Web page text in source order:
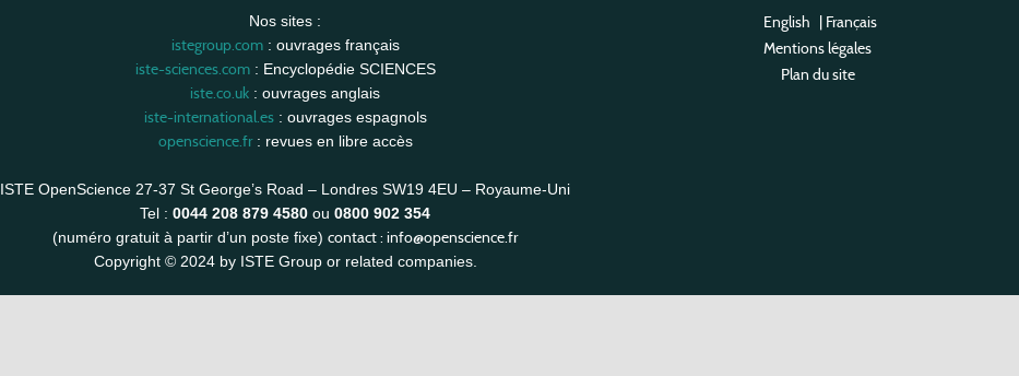
Nos sites :
istegroup.com: ouvrages français
iste-sciences.com: Encyclopédie SCIENCES
iste.co.uk : ouvrages anglais
iste-international.es: ouvrages espagnols
openscience.fr: revues en libre accès
ISTE OpenScience 27-37 St George’s Road – Londres SW19 4EU – Royaume-Uni
Tel : 0044 208 879 4580 ou 0800 902 354
(numéro gratuit à partir d’un poste fixe) contact : info@openscience.fr
Copyright © 2024 by ISTE Group or related companies.
English | Français
Mentions légales
Plan du site